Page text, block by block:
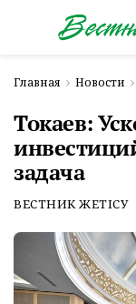
Главная Новости
Токаев:
задача
ВЕСТНИК ЖЕТІСУ